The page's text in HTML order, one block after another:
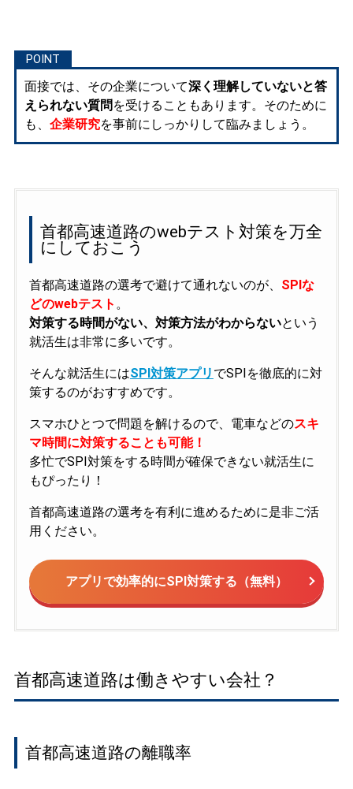
面接では、その企業について深く理解していないと答
えられない質問 を受けることもあります。そのために
も、 企業研究を事前にしっかりして臨みましょう。
首都高速道路のwebテスト対策を万全
にしておこう
首都高速道路の選考で避けて通れないのが、 SPIな
どのwebテスト 。
対策する時間がない、対策方法がわからないという
就活生は非常に多いです。
そんな就活生にはSPI対策アプリ でSPIを徹底的に対
策するのがおすすめです。
スマホひとつで問題を解けるので、電車などのスキ
マ時間に対策することも可能！
多忙でSPI対策をする時間が確保できない就活生に
もぴったり！
首都高速道路の選考を有利に進めるために是非ご活
用ください。
アプリで効率的にSPI対策する（無料）
首都高速道路は働きやすい会社？
首都高速道路の離職率